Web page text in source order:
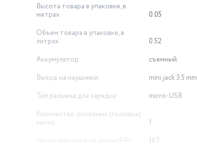
Высота товара в упаковке, в
метрах
0.05
Объем товара в упаковке, в
литрах
0.52
Аккумулятор
съемный
Выход на наушники
mini jack 3.5 mm
Тип разъема для зарядки
micro-USB
Количество основных (тыловых)
камер
1
Число пикселей на дюйм (PPI)
167